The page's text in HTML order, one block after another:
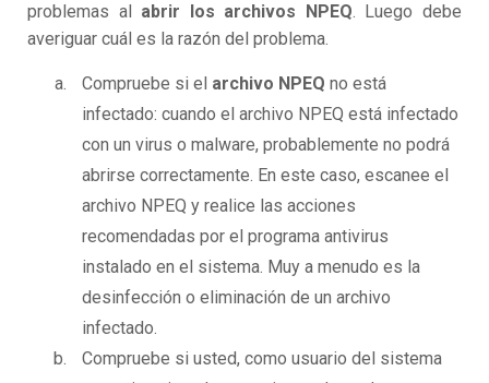
problemas al abrir los archivos NPEQ. Luego debe
averiguar cuál es la razón del problema.
Compruebe si el archivo NPEQ no está
infectado: cuando el archivo NPEQ está infectado
con un virus o malware, probablemente no podrá
abrirse correctamente. En este caso, escanee el
archivo NPEQ y realice las acciones
recomendadas por el programa antivirus
instalado en el sistema. Muy a menudo es la
desinfección o eliminación de un archivo
infectado.
Compruebe si usted, como usuario del sistema